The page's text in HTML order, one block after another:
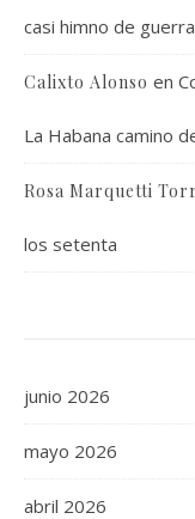
casi himno de
Calixto Alonso en
La Habana camino
Rosa Marquetti
los setenta
junio 2026
mayo 2026
abril 2026